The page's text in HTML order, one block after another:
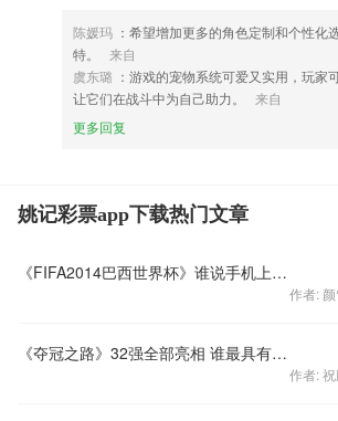
陈媛玛 ：希望增加更多的角色定制和个性化
特。
来自
虞东璐 ：游戏的宠物系统可爱又实用，玩家
让它们在战斗中为自己助力。
来自
更多回复
姚记彩票app下载热门文章
《FIFA2014巴西世界杯》谁说手机上没有给力的足球游戏
作者:
《夺冠之路》32强全部亮相 谁最具有冠军相！
作者: